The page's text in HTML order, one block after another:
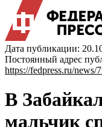
Дата публикации:
Постоянный адрес
https://fedpress.ru/news/
В
мальчик